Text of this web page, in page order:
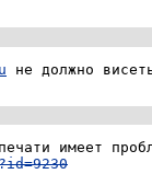
не должно